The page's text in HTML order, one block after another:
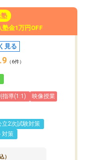
塾金1万円OFF
見る
（6件）
指導(1:1)
映像授業
立2次試験対策
対策
）